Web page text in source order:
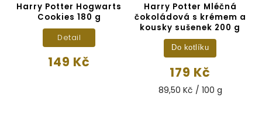
Harry Potter Hogwarts
Cookies 180 g
149 Kč
Detail
Harry Potter Mléčná
čokoládová s krémem a
kousky sušenek 200 g
179 Kč
89,50 Kč / 100 g
Do kotlíku